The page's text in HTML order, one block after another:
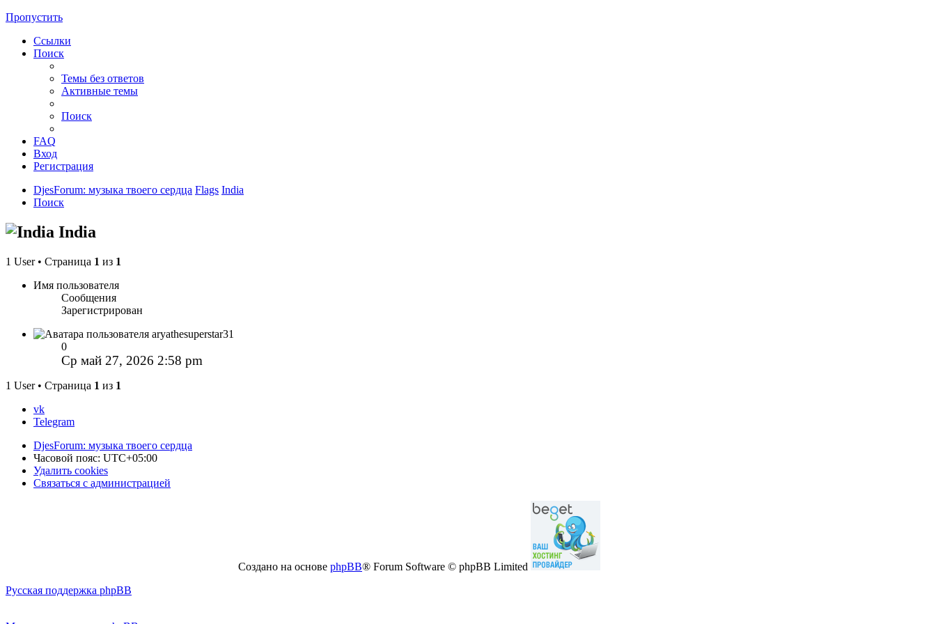
Пропустить
Ссылки
Поиск
Темы без ответов
Активные темы
Поиск
FAQ
Вход
Регистрация
DjesForum: музыка твоего сердца Flags India
Поиск
India
1 User • Страница 1 из 1
Имя пользователя
Сообщения
Зарегистрирован
aryathesuperstar31
0
Ср май 27, 2026 2:58 pm
1 User • Страница 1 из 1
vk
Telegram
DjesForum: музыка твоего сердца
Часовой пояс: UTC+05:00
Удалить cookies
Связаться с администрацией
Создано на основе phpBB® Forum Software © phpBB Limited
Русская поддержка phpBB